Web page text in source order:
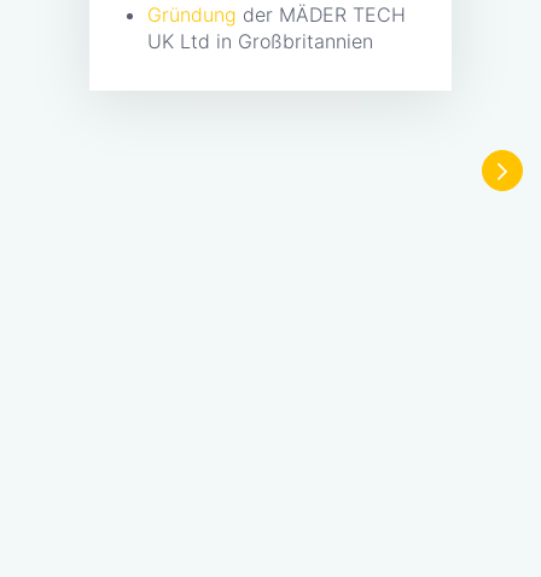
Gründung der MÄDER TECH
UK Ltd in Großbritannien